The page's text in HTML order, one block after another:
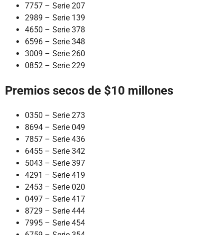
7757 – Serie 207
2989 – Serie 139
4650 – Serie 378
6596 – Serie 348
3009 – Serie 260
0852 – Serie 229
Premios secos de $10 millones
0350 – Serie 273
8694 – Serie 049
7857 – Serie 436
6455 – Serie 342
5043 – Serie 397
4291 – Serie 419
2453 – Serie 020
0497 – Serie 417
8729 – Serie 444
7995 – Serie 454